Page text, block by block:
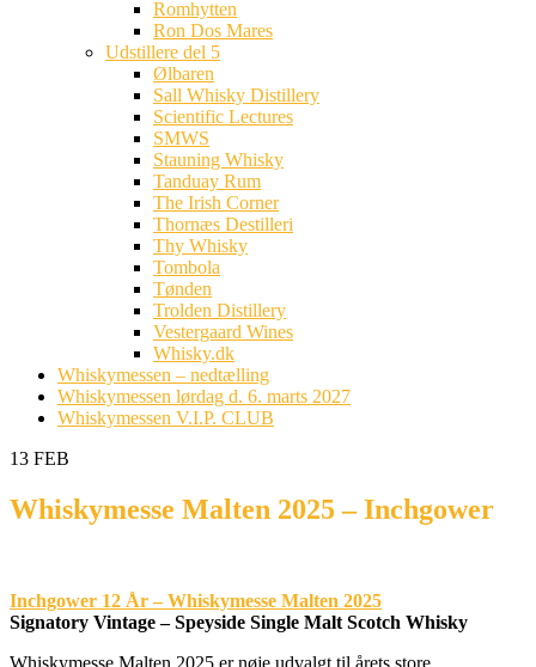
Romhytten
Ron Dos Mares
Udstillere del 5
Ølbaren
Sall Whisky Distillery
Scientific Lectures
SMWS
Stauning Whisky
Tanduay Rum
The Irish Corner
Thornæs Destilleri
Thy Whisky
Tombola
Tønden
Trolden Distillery
Vestergaard Wines
Whisky.dk
Whiskymessen – nedtælling
Whiskymessen lørdag d. 6. marts 2027
Whiskymessen V.I.P. CLUB
13 FEB
Whiskymesse Malten 2025 – Inchgower
Inchgower 12 År – Whiskymesse Malten 2025
Signatory Vintage – Speyside Single Malt Scotch Whisky
Whiskymesse Malten 2025 er nøje udvalgt til årets store